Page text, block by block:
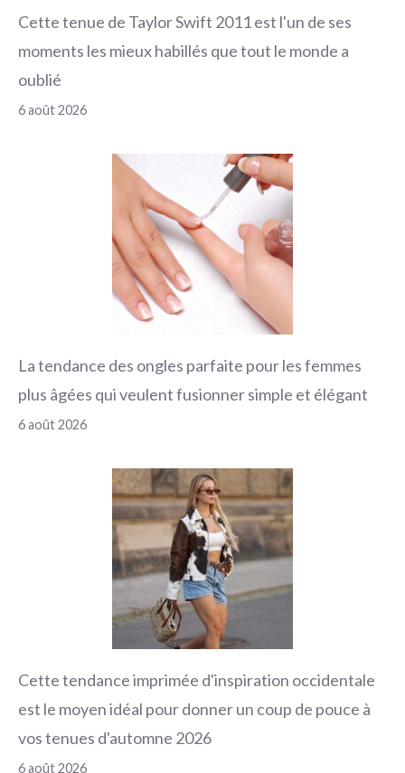
Cette tenue de Taylor Swift 2011 est l'un de ses
moments les mieux habillés que tout le monde a
oublié
6 août 2026
La tendance des ongles parfaite pour les femmes
plus âgées qui veulent fusionner simple et élégant
6 août 2026
Cette tendance imprimée d'inspiration occidentale
est le moyen idéal pour donner un coup de pouce à
vos tenues d'automne 2026
6 août 2026